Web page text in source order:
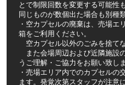
とで制限回数を変更する可能性
同じものが数個出た場合も別種
・空カプセルの廃棄は、売場エ
箱をご利用ください。
空カプセル以外のごみを捨て
また会場周辺および近隣施設
うご理解・ご協力をお願い致しま
・売場エリア内でのカプセルの
ます。発覚次第スタッフが注意